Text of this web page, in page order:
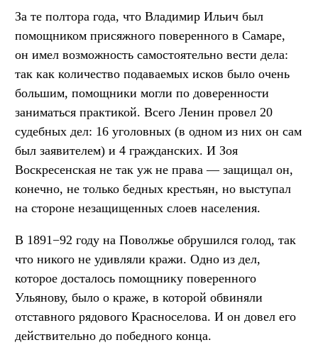
За те полтора года, что Владимир Ильич был
помощником присяжного поверенного в Самаре,
он имел возможность самостоятельно вести дела:
так как количество подаваемых исков было очень
большим, помощники могли по доверенности
заниматься практикой. Всего Ленин провел 20
судебных дел: 16 уголовных (в одном из них он сам
был заявителем) и 4 гражданских. И Зоя
Воскресенская не так уж не права — защищал он,
конечно, не только бедных крестьян, но выступал
на стороне незащищенных слоев населения.
В 1891−92 году на Поволжье обрушился голод, так
что никого не удивляли кражи. Одно из дел,
которое досталось помощнику поверенного
Ульянову, было о краже, в которой обвиняли
отставного рядового Красноселова. И он довел его
действительно до победного конца.